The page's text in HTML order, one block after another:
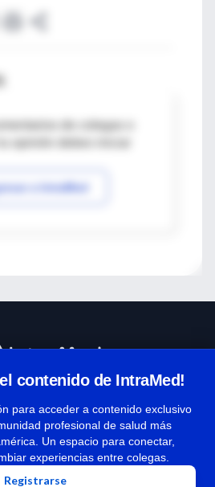
de colegas o
a IntraMed
contenido de IntraMed!
para acceder a contenido exclusivo
profesional de salud más
Un espacio para conectar,
experiencias entre colegas.
Registrarse
y condiciones
de privacidad
reservados | Copyright 1997-2026